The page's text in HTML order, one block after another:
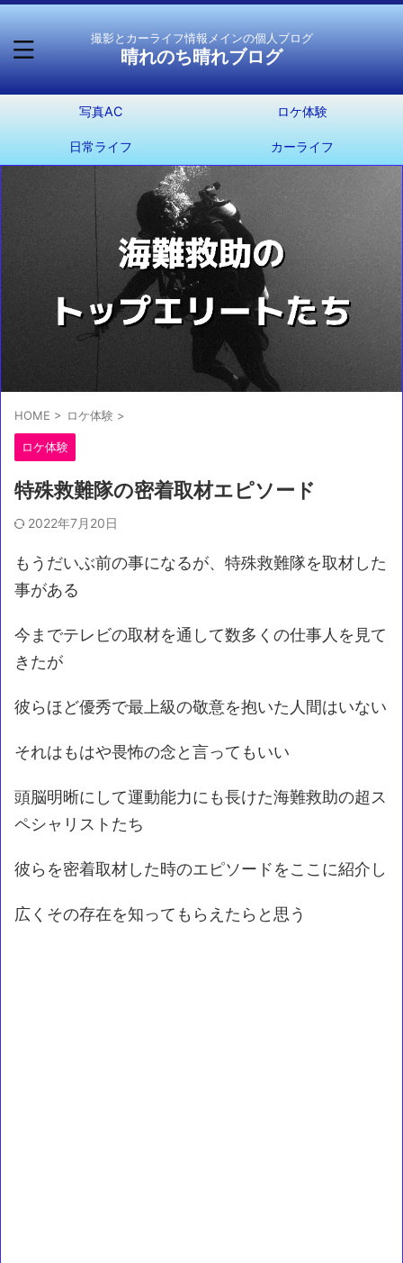
撮影とカーライフ情報メインの個人ブログ
晴れのち晴れブログ
写真AC ロケ体験
日常ライフ カーライフ
HOME > ロケ体験 >
ロケ体験
特殊救難隊の密着取材エピソード
2022年7月20日
もうだいぶ前の事になるが、特殊救難隊を取材した
事がある
今までテレビの取材を通して数多くの仕事人を見て
きたが
彼らほど優秀で最上級の敬意を抱いた人間はいない
それはもはや畏怖の念と言ってもいい
頭脳明晰にして運動能力にも長けた海難救助の超ス
ペシャリストたち
彼らを密着取材した時のエピソードをここに紹介し
広くその存在を知ってもらえたらと思う